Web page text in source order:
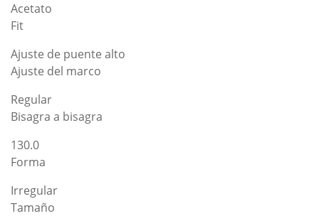
Acetato
Fit
Ajuste de puente alto
Ajuste del marco
Regular
Bisagra a bisagra
130.0
Forma
Irregular
Tamaño